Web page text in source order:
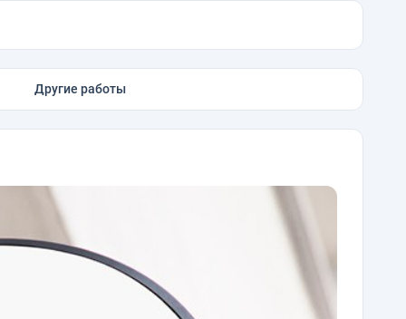
Другие работы